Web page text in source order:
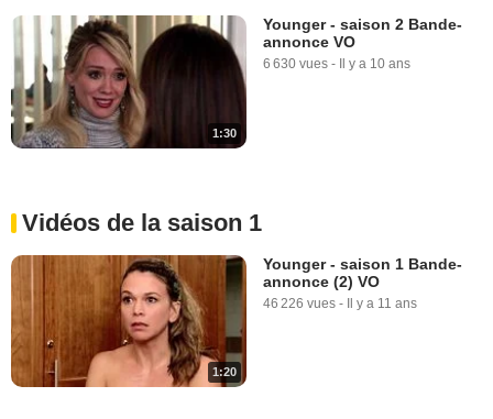
1:30
Younger - saison 2 Bande-
annonce VO
6 630 vues - Il y a 10 ans
Vidéos de la saison 1
1:20
Younger - saison 1 Bande-
annonce (2) VO
46 226 vues - Il y a 11 ans